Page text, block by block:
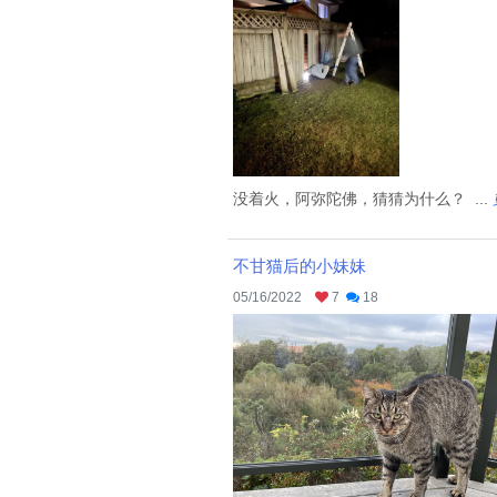
没着火，阿弥陀佛，猜猜为什么？ ...
不甘猫后的小妹妹
05/16/2022 7 18